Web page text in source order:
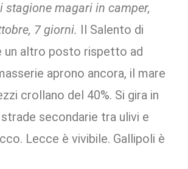
stagione magari in camper,
7 giorni. Il Salento di
un altro posto rispetto ad
aprono ancora, il mare
crollano del 40%. Si gira in
secondarie tra ulivi e
Lecce è vivibile. Gallipoli è